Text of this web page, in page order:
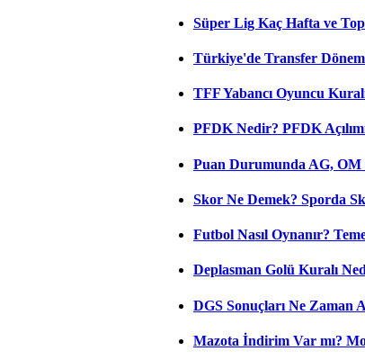
Süper Lig Kaç Hafta ve
Türkiye'de Transfer
TFF Yabancı Oyuncu
PFDK Nedir? PFDK
Puan Durumunda AG, OM
Skor Ne Demek? Sporda
Futbol Nasıl Oynanır?
Deplasman Golü Kuralı
DGS Sonuçları Ne Zaman
Mazota İndirim Var mı?